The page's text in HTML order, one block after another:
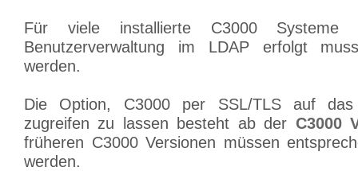
Für viele installierte C3000
Benutzerverwaltung im LDAP erfolgt
werden.
Die Option, C3000 per SSL/TLS auf das
zugreifen zu lassen besteht ab der C3000
früheren C3000 Versionen müssen
werden.